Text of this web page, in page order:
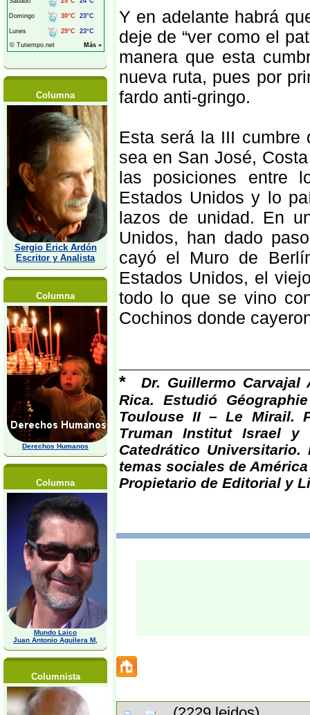
Columna
Sergio Erick Ardón
Escritor y Analista
Columna
Derechos Humanos
Columna
Mundo Laico
Juan Antonio Aguilera M,
Columnista
Y en adelante habrá
deje de “ver como el
manera que esta
nueva ruta, pues por
fardo anti-gringo.
Esta será la III cumbre
sea en San José,
las posiciones entre
Estados Unidos y lo
lazos de unidad. En
Unidos, han dado
cayó el Muro de
Estados Unidos, el
todo lo que se vino
Cochinos donde
*
Dr. Guillermo Carvajal
Rica. Estudió
Toulouse II – Le Mirail.
Truman Institut Israel y
Catedrático
temas sociales de
Propietario de Editorial y